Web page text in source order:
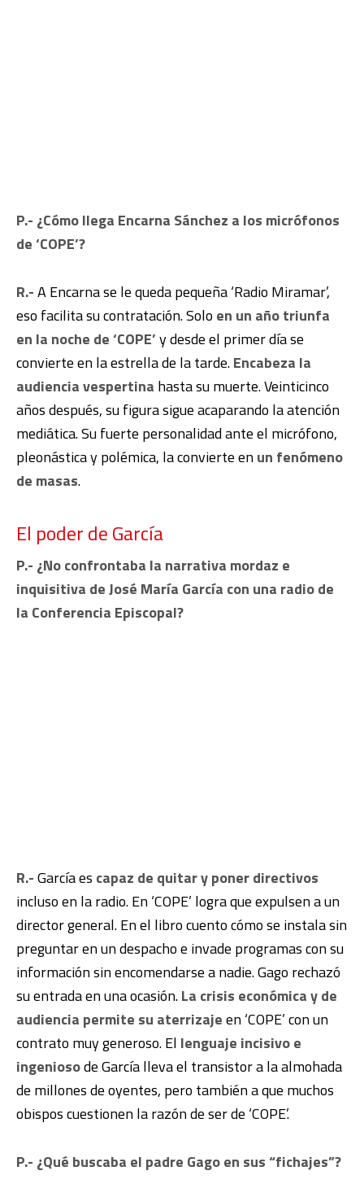
P.- ¿Cómo llega Encarna Sánchez a los micrófonos
de ‘COPE’?
R.-A Encarna se le queda pequeña ‘Radio Miramar’,
eso facilita su contratación. Solo en un año triunfa
en la noche de ‘COPE’y desde el primer día se
convierte en la estrella de la tarde.Encabeza la
audiencia vespertina hasta su muerte. Veinticinco
años después, su figura sigue acaparando la atención
mediática. Su fuerte personalidad ante el micrófono,
pleonástica y polémica, la convierte enun fenómeno
de masas.
El poder de García
P.- ¿No confrontaba la narrativa mordaz e
inquisitiva de José María García con una radio de
la Conferencia Episcopal?
R.-García es capaz de quitar y poner directivos
incluso en la radio. En ‘COPE’ logra que expulsen a un
director general. En el libro cuento cómo se instala sin
preguntar en un despacho e invade programas con su
información sin encomendarse a nadie. Gago rechazó
su entrada en una ocasión.La crisis económica y de
audiencia permite su aterrizajeen ‘COPE’ con un
contrato muy generoso. El lenguaje incisivo e
ingeniosode García lleva el transistor a la almohada
de millones de oyentes, pero también a que muchos
obispos cuestionen la razón de ser de ‘COPE’.
P.- ¿Qué buscaba el padre Gago en sus “fichajes”?